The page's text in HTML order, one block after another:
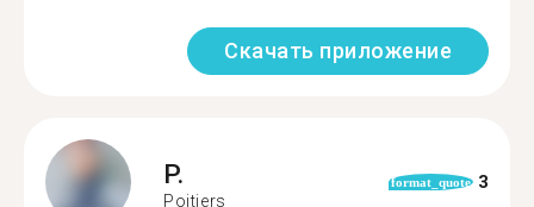
Скачать приложение
P.
Poitiers
format_quote 3